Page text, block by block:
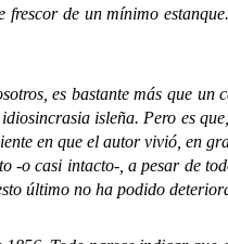
de un mínimo
es bastante más que un
isleña. Pero es
en que el autor vivió, en
-o casi intacto-, a pesar de
último no ha podido